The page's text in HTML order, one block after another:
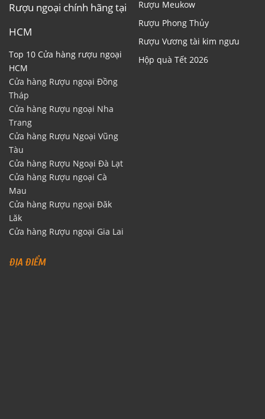
Rượu ngoại chính hãng tại
HCM
Top 10 Cửa hàng rượu ngoại
HCM
Cửa hàng Rượu ngoại Đồng
Tháp
Cửa hàng Rượu ngoại Nha
Trang
Cửa hàng Rượu Ngoại Vũng
Tàu
Cửa hàng Rượu Ngoại Đà Lạt
Cửa hàng Rượu ngoại Cà
Mau
Cửa hàng Rượu ngoại Đăk
Lăk
Cửa hàng Rượu ngoại Gia Lai
Rượu Meukow
Rượu Phong Thủy
Rượu Vương tài kim ngưu
Hộp quà Tết 2026
ĐỊA ĐIỂM